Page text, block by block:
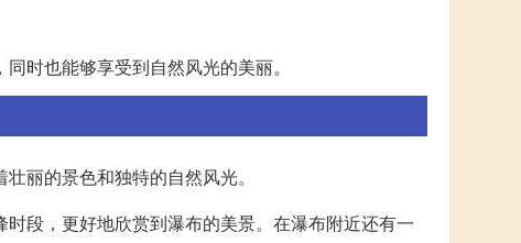
时也能够享受到自然风光的美丽。
丽的景色和独特的自然风光。
段，更好地欣赏到瀑布的美景。在瀑布附近还有一